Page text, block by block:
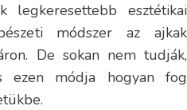
legkeresettebb esztétikai
módszer az ajkak
De sokan nem tudják,
ezen módja hogyan fog